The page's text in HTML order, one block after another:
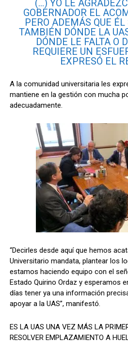
(…) YO LE
GOBERNADOR EL
PERO ADEMÁS QUE
TAMBIÉN DÓNDE LA
DÓNDE LE FALTA O
REQUIERE UN
EXPRESÓ EL
A la comunidad universitaria les
mantiene en la gestión con mucha
adecuadamente.
“Decirles desde aquí que hemos
Universitario mandata, plantear los
estamos haciendo equipo con el
Estado Quirino Ordaz y esperamos
días tener ya una información
apoyar a la UAS”, manifestó.
ES LA UAS UNA VEZ MÁS LA
RESOLVER EMPLAZAMIENTO A